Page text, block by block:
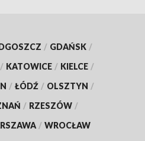
/ GDAŃSK /
/ KATOWICE / KIELCE /
/ ŁÓDŹ / OLSZTYN /
/ RZESZÓW /
/ WROCŁAW